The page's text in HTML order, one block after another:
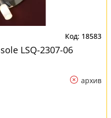
18583
LSQ-2307-06
архив